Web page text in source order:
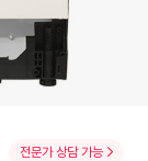
전문가 상담 가능